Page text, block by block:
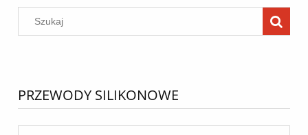
PRZEWODY SILIKONOWE